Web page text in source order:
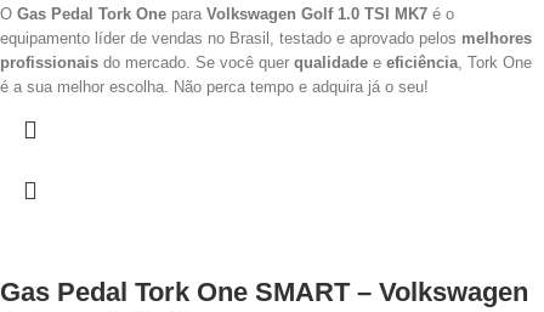
O Gas Pedal Tork One para Volkswagen Golf 1.0 TSI MK7 é o
equipamento líder de vendas no Brasil, testado e aprovado pelos melhores
profissionais do mercado. Se você quer qualidade e eficiência, Tork One
é a sua melhor escolha. Não perca tempo e adquira já o seu!
Gas Pedal Tork One SMART – Volkswagen